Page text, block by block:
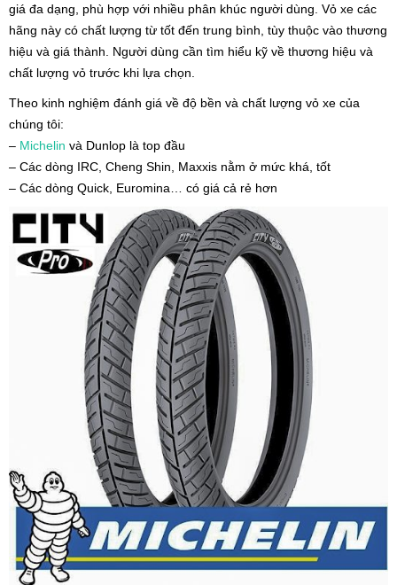
giá đa dạng, phù hợp với nhiều phân khúc người dùng. Vỏ xe các
hãng này có chất lượng từ tốt đến trung bình, tùy thuộc vào thương
hiệu và giá thành. Người dùng cần tìm hiểu kỹ về thương hiệu và
chất lượng vỏ trước khi lựa chọn.
Theo kinh nghiệm đánh giá về độ bền và chất lượng vỏ xe của
chúng tôi:
– Michelin và Dunlop là top đầu
– Các dòng IRC, Cheng Shin, Maxxis nằm ở mức khá, tốt
– Các dòng Quick, Euromina… có giá cả rẻ hơn